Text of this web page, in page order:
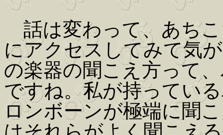
話は変わって、あち
にアクセスしてみて気
の楽器の聞こえ方って
ですね。私が持ってい
ロンボーンが極端に聞